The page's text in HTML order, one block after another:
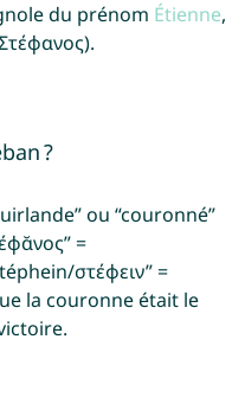
du prénom Étienne,
?
ou “couronné”
=
στέφειν” =
la couronne était le